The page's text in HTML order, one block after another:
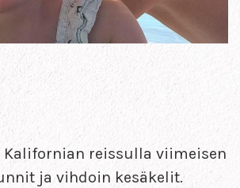
Kalifornian reissulla viimeisen
ja vihdoin kesäkelit.